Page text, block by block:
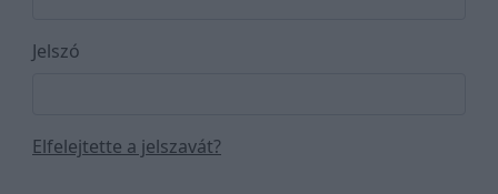
Jelszó
Elfelejtette a jelszavát?